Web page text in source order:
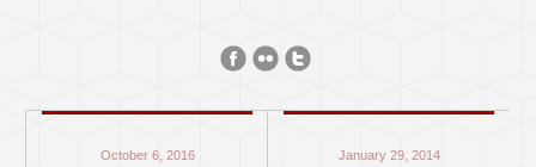
October 6, 2016 January 29, 2014